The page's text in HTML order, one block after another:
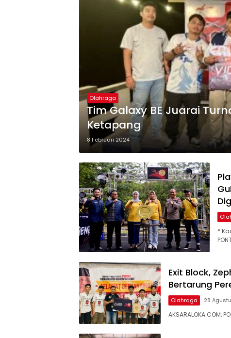
Olahraga
Tim Galaxy BE Juarai
Ketapang
8 Februari 2024
*
Exit Block,
Bertarung
Olahraga 28
AKSARALOKA.COM,